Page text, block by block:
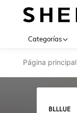
Categorías
Página principal